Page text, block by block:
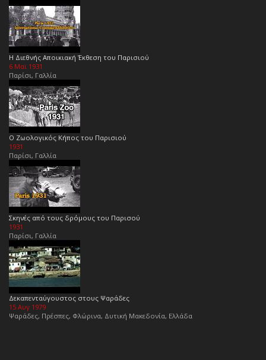
Η Διεθνής Αποικιακή Έκθεση του Παρισιού
6 Μαϊ 1931
Παρίσι, Γαλλία
Ο Ζωολογικός Κήπος του Παρισιού
1931
Παρίσι, Γαλλία
Σκηνές από τους δρόμους του Παρισού
1931
Παρίσι, Γαλλία
Δεκαπενταύγουστος στους Ψαράδες
15 Αυγ 1979
Ψαράδες, Πρέσπες, Φλώρινα, Δυτική Μακεδονία, Ελλάδα